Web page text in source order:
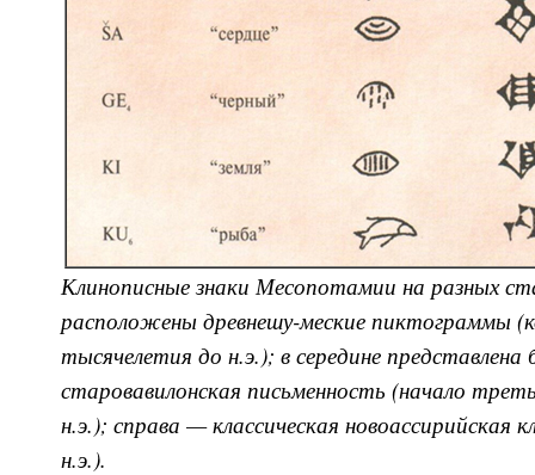
Клинописные знаки Месопотамии на разных
расположены древнешу-меские пиктограммы
тысячелетия до н.э.); в середине представлена
старовавилонская письменность (начало
н.э.); справа — классическая новоассирийская
н.э.).